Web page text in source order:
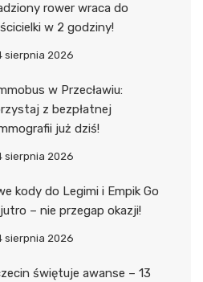
rower wraca do
w 2 godziny!
sierpnia 2026
w Przecławiu:
z bezpłatnej
już dziś!
sierpnia 2026
kody do Legimi i Empik Go
– nie przegap okazji!
sierpnia 2026
świętuje awanse – 13